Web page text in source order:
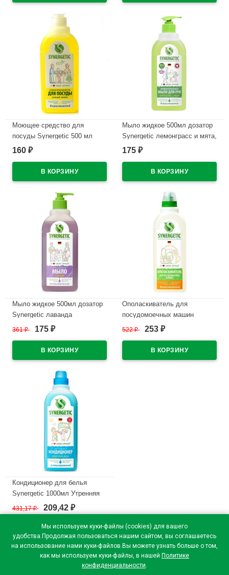
Мы используем куки-файлы (cookies) для вашего
удобства.Продолжая пользоваться нашим сайтом, вы соглашаетесь
на использование нами куки-файлов.Вы можете узнать больше о том,
как мы используем куки-файлы, в нашей Политике
конфиденциальности.
Моющее средство для
посуды Synergetic 500 мл
Лимон арт. 103051/14
160 ₽
Мыло жидкое 500мл дозатор
Synergetic лемонграсс и мята,
антибак. арт.105059
175 ₽
Мыло жидкое 500мл дозатор
Synergetic лаванда
арт.105054/14 (Ст.14)
361₽ 175 ₽
Ополаскиватель для
посудомоечных машин
Synergetic 750мл арт.102750
522₽ 253 ₽
Кондиционер для белья
Synergetic 1000мл Утренняя
В наличии
431,17₽ 209,42 ₽